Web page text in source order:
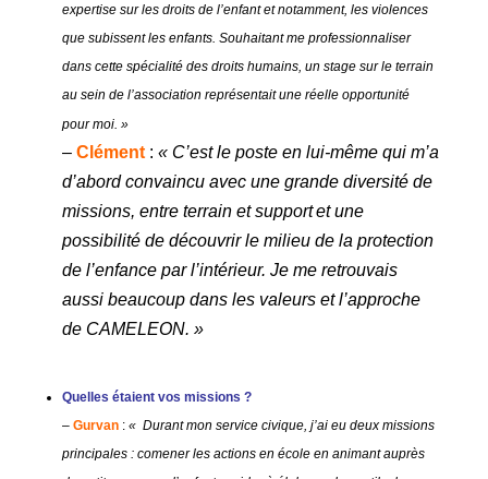
expertise sur les droits de l’enfant et notamment, les violences
que subissent les enfants. Souhaitant me professionnaliser
dans cette spécialité des droits humains, un stage sur le terrain
au sein de l’association représentait une réelle opportunité
pour moi. »
– Clément: « C’est le poste en lui-même qui m’a
d’abord convaincu avec une grande diversité de
missions, entre terrain et support et une
possibilité de découvrir le milieu de la protection
de l’enfance par l’intérieur. Je me retrouvais
aussi beaucoup dans les valeurs et l’approche
de CAMELEON. »
Quelles étaient vos missions ?
– Gurvan: « Durant mon service civique, j’ai eu deux missions
principales : comener les actions en école en animant auprès